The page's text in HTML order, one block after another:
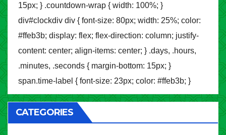
15px; } .countdown-wrap { width: 100%; }
div#clockdiv div { font-size: 80px; width: 25%; color:
#ffeb3b; display: flex; flex-direction: column; justify-
content: center; align-items: center; } .days, .hours,
.minutes, .seconds { margin-bottom: 15px; }
span.time-label { font-size: 23px; color: #ffeb3b; }
CATEGORIES